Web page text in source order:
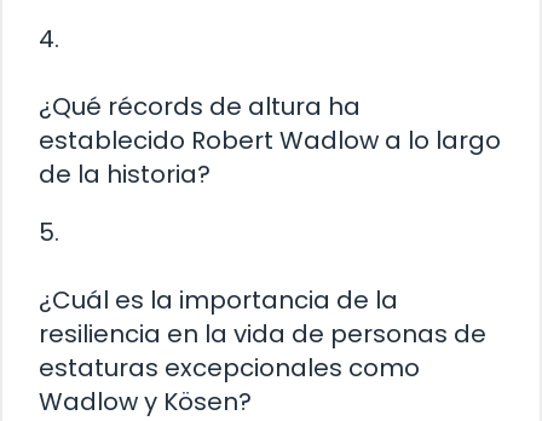
4.
¿Qué récords de altura ha
establecido Robert Wadlow a lo largo
de la historia?
5.
¿Cuál es la importancia de la
resiliencia en la vida de personas de
estaturas excepcionales como
Wadlow y Kösen?